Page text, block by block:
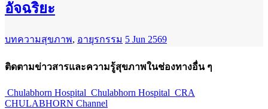
อัจฉริยะ
บทความสุขภาพ, อายุรกรรม 5 Jun 2569
ติดตามข่าวสารและความรู้สุขภาพในช่องทางอื่น ๆ
Chulabhorn Hospital Chulabhorn Hospital CRA
CHULABHORN Channel